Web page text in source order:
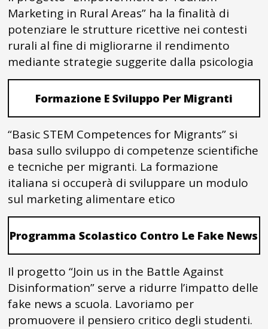
Marketing in Rural Areas” ha la finalità di
potenziare le strutture ricettive nei contesti
rurali al fine di migliorarne il rendimento
mediante strategie suggerite dalla psicologia
Formazione E Sviluppo Per Migranti
“Basic STEM Competences for Migrants” si
basa sullo sviluppo di competenze scientifiche
e tecniche per migranti. La formazione
italiana si occuperà di sviluppare un modulo
sul marketing alimentare etico
Programma Scolastico Contro Le Fake News
Il progetto “Join us in the Battle Against
Disinformation” serve a ridurre l’impatto delle
fake news a scuola. Lavoriamo per
promuovere il pensiero critico degli studenti.